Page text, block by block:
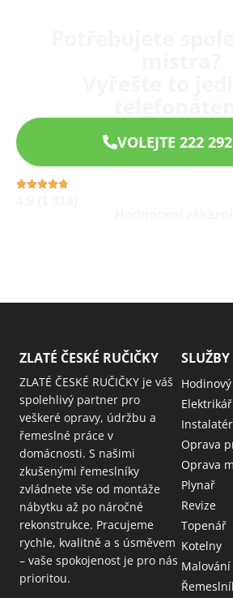
VOLEJTE 222
ZLATÉ ČESKÉ RUČIČKY
ZLATÉ ČESKÉ RUČIČKY je váš
spolehlivý partner pro
veškeré opravy, údržbu a
řemeslné práce v
domácnosti. S našimi
zkušenými řemeslníky
zvládnete vše od montáže
nábytku až po náročné
rekonstrukce. Pracujeme
rychle, kvalitně a s úsměvem
– vaše spokojenost je pro nás
prioritou.
SLUŽBY
Elektrikář
Instalatér
Oprava
Oprava
Plynař
Revize
Topenář
Kotelny
Malování